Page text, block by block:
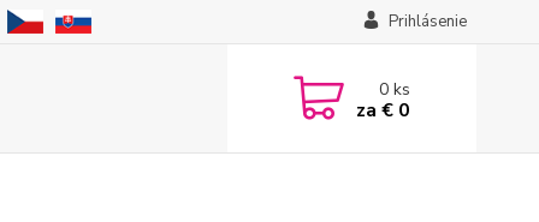
Prihlásenie
0ks
za € 0